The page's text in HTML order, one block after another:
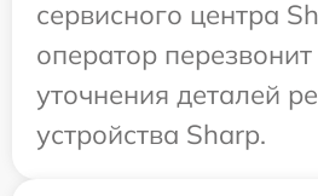
сервисного центра
оператор
уточнения деталей
устройства Sharp.